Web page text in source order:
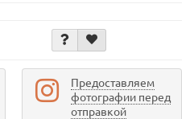
Предоставляем
фотографии перед
отправкой